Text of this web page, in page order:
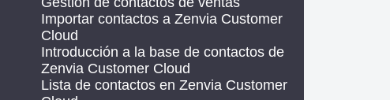
Importar contactos a Zenvia Customer
Cloud
Introducción a la base de contactos de
Zenvia Customer Cloud
Lista de contactos en Zenvia Customer